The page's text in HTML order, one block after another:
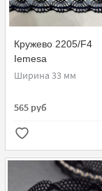
Кружево 2205/F4
Iemesa
Ширина 33 мм
565 руб